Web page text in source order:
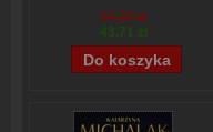
54,39 zł
43,71 zł